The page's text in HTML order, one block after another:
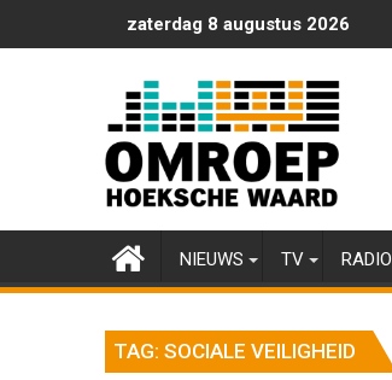
naar
zaterdag 8 augustus 2026
NIEUWS TV RADIO
TAG: SOCIALE VEILIGHEID